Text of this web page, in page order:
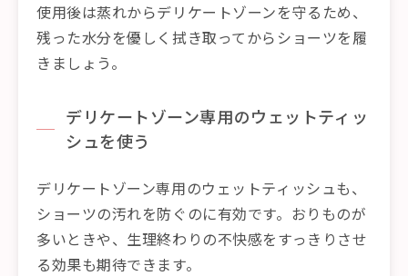
使用後は蒸れからデリケートゾーンを守るため、
残った水分を優しく拭き取ってからショーツを履
きましょう。
デリケートゾーン専用のウェットティッ
シュを使う
デリケートゾーン専用のウェットティッシュも、
ショーツの汚れを防ぐのに有効です。おりものが
多いときや、生理終わりの不快感をすっきりさせ
る効果も期待できます。